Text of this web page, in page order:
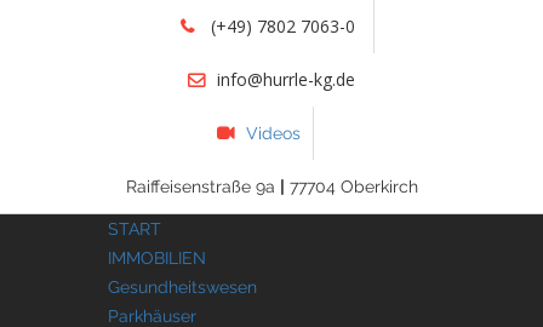
(+49) 7802 7063-0
info@hurrle-kg.de
Videos
Raiffeisenstraße 9a | 77704 Oberkirch
START
IMMOBILIEN
Gesundheitswesen
Parkhäuser